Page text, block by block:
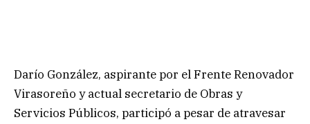
Darío González, aspirante por el Frente Renovador
Virasoreño y actual secretario de Obras y
Servicios Públicos, participó a pesar de atravesar